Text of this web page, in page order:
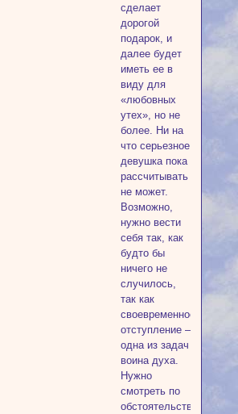
сделает
дорогой
подарок, и
далее будет
иметь ее в
виду для
«любовных
утех», но не
более. Ни на
что серьезное
девушка пока
рассчитывать
не может.
Возможно,
нужно вести
себя так, как
будто бы
ничего не
случилось,
так как
своевременное
отступление –
одна из задач
воина духа.
Нужно
смотреть по
обстоятельствам,